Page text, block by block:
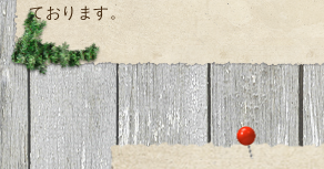
ております。